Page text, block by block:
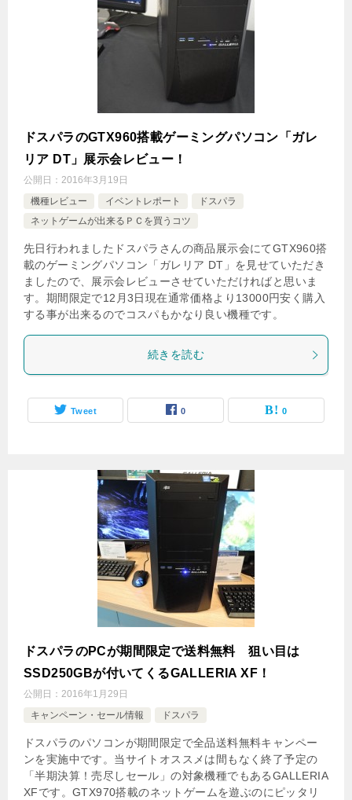
ドスパラのGTX960搭載ゲーミングパソコン「ガレ
リア DT」展示会レビュー！
公開日： 2016年3月19日
機種レビュー
イベントレポート
ドスパラ
ネットゲームが出来るＰＣを買うコツ
先日行われましたドスパラさんの商品展示会にてGTX960搭
載のゲーミングパソコン「ガレリア DT」を見せていただき
ましたので、展示会レビューさせていただければと思いま
す。期間限定で12月3日現在通常価格より13000円安く購入
する事が出来るのでコスパもかなり良い機種です。
続きを読む
Tweet 0 0
ドスパラのPCが期間限定で送料無料 狙い目は
SSD250GBが付いてくるGALLERIA XF！
公開日： 2016年1月29日
キャンペーン・セール情報
ドスパラ
ドスパラのパソコンが期間限定で全品送料無料キャンペー
ンを実施中です。当サイトオススメは間もなく終了予定の
「半期決算！売尽しセール」の対象機種でもあるGALLERIA
XFです。GTX970搭載のネットゲームを遊ぶのにピッタリ